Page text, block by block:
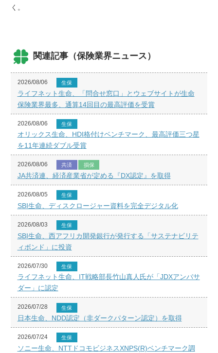
く。
関連記事（保険業界ニュース）
2026/08/06 生保
ライフネット生命、「問合せ窓口」とウェブサイトが生命
保険業界最多、通算14回目の最高評価を受賞
2026/08/06 生保
オリックス生命、HDI格付けベンチマーク、最高評価三つ星
を11年連続ダブル受賞
2026/08/06 共済 損保
JA共済連、経済産業省が定める『DX認定』を取得
2026/08/05 生保
SBI生命、ディスクロージャー資料を完全デジタル化
2026/08/03 生保
SBI生命、西アフリカ開発銀行が発行する「サステナビリテ
ィボンド」に投資
2026/07/30 生保
ライフネット生命、IT戦略部長竹山真人氏が「JDXアンバサ
ダー」に認定
2026/07/28 生保
日本生命、NDD認定（非ダークパターン認定）を取得
2026/07/24 生保
ソニー生命、NTTドコモビジネスXNPS(R)ベンチマーク調